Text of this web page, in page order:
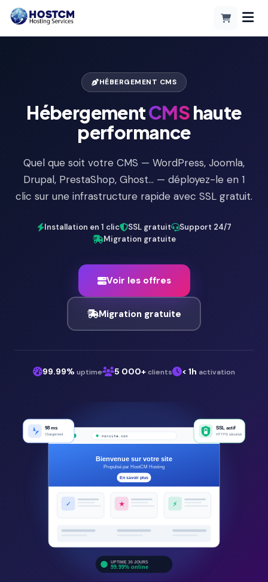
HÉBERGEMENT CMS
HébergementCMShaute
performance
Quel que soit votre CMS — WordPress, Joomla,
Drupal, PrestaShop, Ghost… — déployez-le en 1
clic sur une infrastructure rapide avec SSL gratuit.
Installation en 1 clic SSL gratuit
Support 24/7
Migration gratuite
Voir les offres
Migration gratuite
99.99% uptime 5 000+clients < 1h activation